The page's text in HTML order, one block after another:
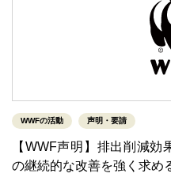
WWFの活動 声明・要請
【WWF声明】排出削減
の継続的な改善を強く求め